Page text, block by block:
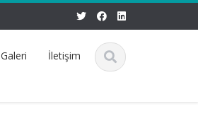
Galeri İletişim